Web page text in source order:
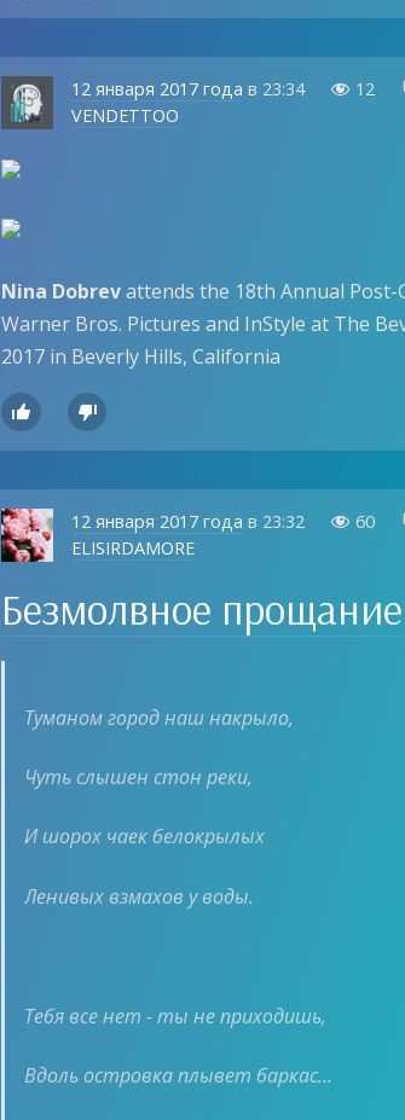
12 января 2017 года в 23:34  12
VENDETTOO
Nina Dobrevattends the 18th Annual Post-
Warner Bros. Pictures and InStyle at The
2017 in Beverly Hills, California
 
12 января 2017 года в 23:32  60
ELISIRDAMORE
Безмолвное прощание
Туманом город наш накрыло,
Чуть слышен стон реки,
И шорох чаек белокрылых
Ленивых взмахов у воды.
Тебя все нет - ты не приходишь,
Вдоль островка плывет баркас…